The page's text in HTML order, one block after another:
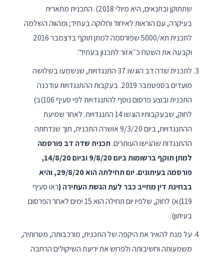
שתתוקן ובתנאים, היא מיולי 2018). התכנית מתארית
בעיקרה, עם הוראות לאיחוד וחלוקה בעתיד; ומהווה השלמה
לתכנית תא/5000 שפורסמה למתן תוקף בדצמבר 2016
וקבעה את השטח כ״אזור לתכנון בעתיד".
לתכנית שדה דב הוגשו 37 התנגדויות, שנשמעו בשלושה
מועדים בספטמבר 2019. בעקבות ההתנגדויות עודכנה
התכנית ובוצע פרסום נוסף להתנגדויות לפי סעיף 106)ב)
לחוק, שבעקבותיו הוגשו 14 התנגדויות. לאחר שמיעת
ההתנגדויות, ביום 9/3/20 אושרה התכנית, תוך שנדחתה
ההתנגדות שהגישו העותרים.תכנית שדה דב פורסמה
למתן תוקף ברשומות ביום 9/8/20 וביום 14/8/20,
פורסמה בעיתונים. יום תחילתה הוא 29/8/20, והיא
בבחינת דין מחייב כבר לעת הגשת העתירה(ראו סעיף
119)א) לחוק, שלפיו יום תחילה הוא 15 ימים לאחר הפרסום
בעיתון).
על מנת להאיר את היקפה של התכנית, מורכבותה, מטרותיה,
משמעותה וחשיבותה ולפרוש את יריעת השיקולים הרחבה